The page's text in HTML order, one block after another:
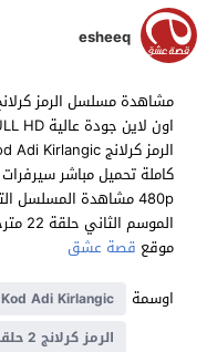
esheeq
موقع قصة عشق
اوسمة
Kod Adi Kirlangic
الرمز كرلانج 2 حلقة 22